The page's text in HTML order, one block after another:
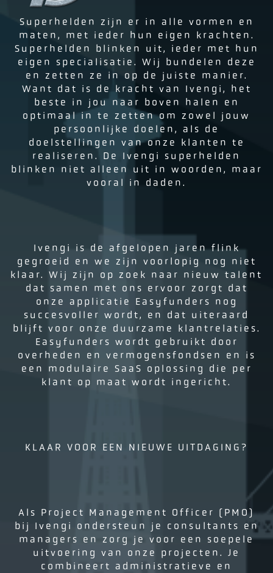
Superhelden zijn er in alle vormen en
maten, met ieder hun eigen krachten.
Superhelden blinken uit, ieder met hun
eigen specialisatie. Wij bundelen deze
en zetten ze in op de juiste manier.
Want dat is de kracht van Ivengi, het
beste in jou naar boven halen en
optimaal in te zetten om zowel jouw
persoonlijke doelen, als de
doelstellingen van onze klanten te
realiseren. De Ivengi superhelden
blinken niet alleen uit in woorden, maar
vooral in daden.
Ivengi is de afgelopen jaren flink
gegroeid en we zijn voorlopig nog niet
klaar. Wij zijn op zoek naar nieuw talent
dat samen met ons ervoor zorgt dat
onze applicatie Easyfunders nog
succesvoller wordt, en dat uiteraard
blijft voor onze duurzame klantrelaties.
Easyfunders wordt gebruikt door
overheden en vermogensfondsen en is
een modulaire SaaS oplossing die per
klant op maat wordt ingericht.
KLAAR VOOR EEN NIEUWE UITDAGING?
Als Project Management Officer (PMO)
bij Ivengi ondersteun je consultants en
managers en zorg je voor een soepele
uitvoering van onze projecten. Je
combineert administratieve en